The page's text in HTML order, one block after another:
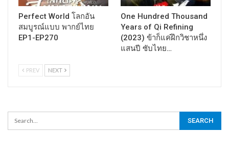
Perfect World โลกอัน
สมบูรณ์แบบ พากย์ไทย
EP1-EP270
One Hundred Thousand
Years of Qi Refining
(2023) ข้าก็แค่ฝึกวิชาหนึ่ง
แสนปี ซับไทย…
PREV NEXT